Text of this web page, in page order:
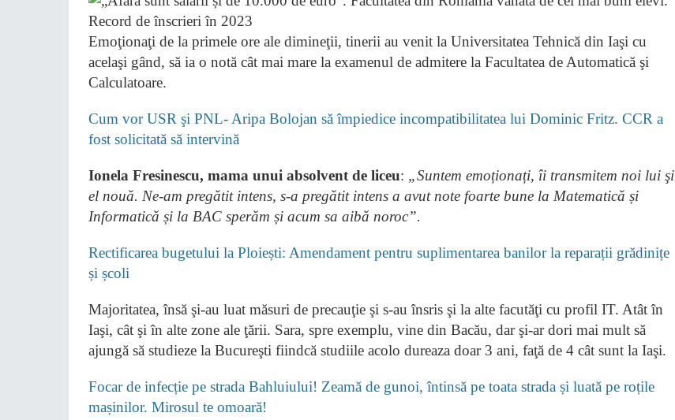
Emoţionaţi de la primele ore ale dimineţii, tinerii au venit la Universitatea Tehnică din Iaşi cu
acelaşi gând, să ia o notă cât mai mare la examenul de admitere la Facultatea de Automatică şi
Calculatoare.
Cum vor USR şi PNL- Aripa Bolojan să împiedice incompatibilitatea lui Dominic Fritz. CCR a
fost solicitată să intervină
Ionela Fresinescu, mama unui absolvent de liceu: „Suntem emoționați, îi transmitem noi lui şi
el nouă. Ne-am pregătit intens, s-a pregătit intens a avut note foarte bune la Matematică și
Informatică și la BAC sperăm și acum sa aibă noroc”.
Rectificarea bugetului la Ploiești: Amendament pentru suplimentarea banilor la reparații grădinițe
și școli
Majoritatea, însă şi-au luat măsuri de precauţie şi s-au însris şi la alte facutăţi cu profil IT. Atât în
Iaşi, cât şi în alte zone ale ţării. Sara, spre exemplu, vine din Bacău, dar şi-ar dori mai mult să
ajungă să studieze la Bucureşti fiindcă studiile acolo dureaza doar 3 ani, faţă de 4 cât sunt la Iaşi.
Focar de infecție pe strada Bahluiului! Zeamă de gunoi, întinsă pe toata strada și luată pe roțile
mașinilor. Mirosul te omoară!